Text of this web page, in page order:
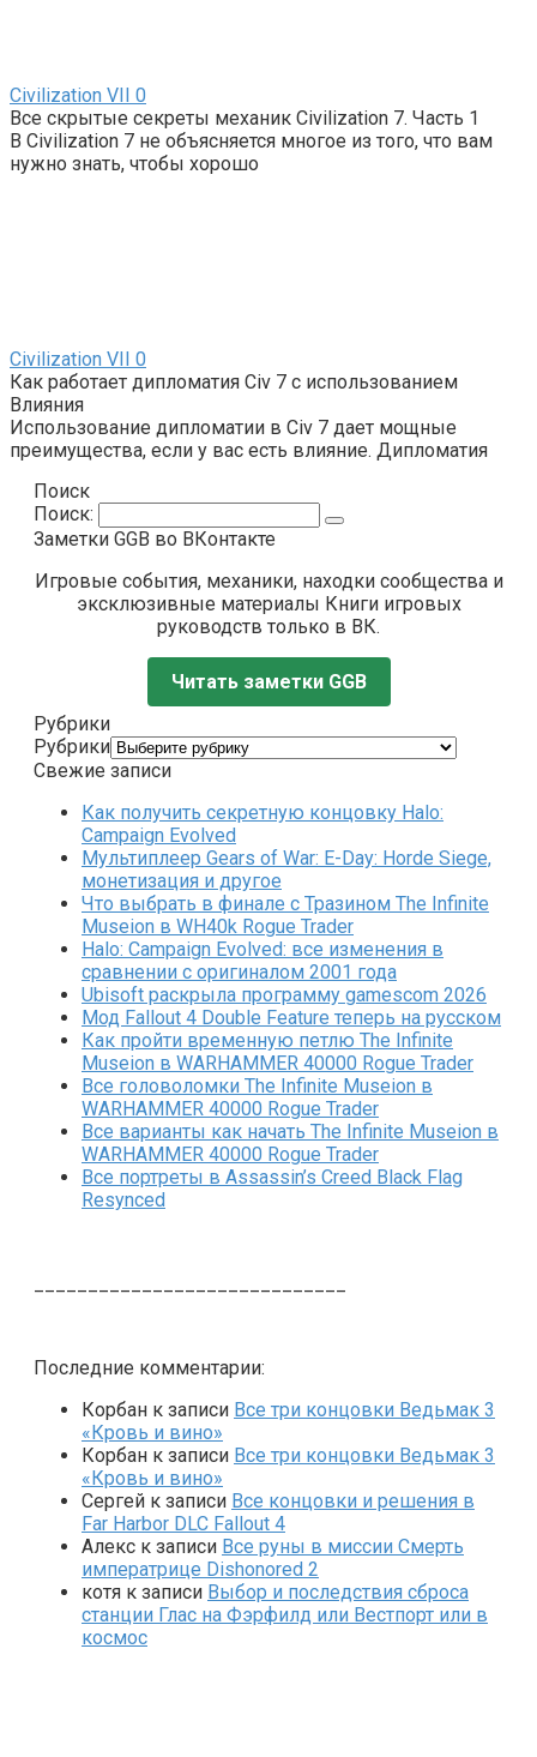
Civilization VII 0
Все скрытые секреты механик Civilization 7. Часть 1
В Civilization 7 не объясняется многое из того, что вам
нужно знать, чтобы хорошо
Civilization VII 0
Как работает дипломатия Civ 7 с использованием
Влияния
Использование дипломатии в Civ 7 дает мощные
преимущества, если у вас есть влияние. Дипломатия
Поиск
Поиск:
Заметки GGB во ВКонтакте
Игровые события, механики, находки сообщества и
эксклюзивные материалы Книги игровых
руководств только в ВК.
Читать заметки GGB
Рубрики
Рубрики
Свежие записи
Как получить секретную концовку Halo:
Campaign Evolved
Мультиплеер Gears of War: E-Day: Horde Siege,
монетизация и другое
Что выбрать в финале с Тразином The Infinite
Museion в WH40k Rogue Trader
Halo: Campaign Evolved: все изменения в
сравнении с оригиналом 2001 года
Ubisoft раскрыла программу gamescom 2026
Мод Fallout 4 Double Feature теперь на русском
Как пройти временную петлю The Infinite
Museion в WARHAMMER 40000 Rogue Trader
Все головоломки The Infinite Museion в
WARHAMMER 40000 Rogue Trader
Все варианты как начать The Infinite Museion в
WARHAMMER 40000 Rogue Trader
Все портреты в Assassin’s Creed Black Flag
Resynced
Последние комментарии:
Корбан к записи Все три концовки Ведьмак 3
«Кровь и вино»
Корбан к записи Все три концовки Ведьмак 3
«Кровь и вино»
Сергей к записи Все концовки и решения в
Far Harbor DLC Fallout 4
Алекс к записи Все руны в миссии Смерть
императрице Dishonored 2
котя к записи Выбор и последствия сброса
станции Глас на Фэрфилд или Вестпорт или в
космос